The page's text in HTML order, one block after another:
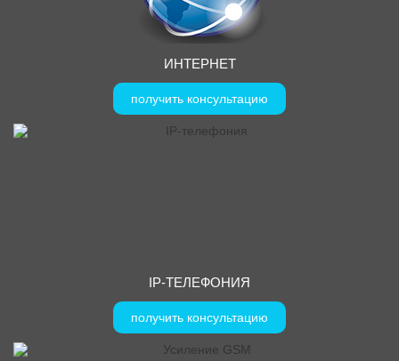
ИНТЕРНЕТ
получить консультацию
IP-ТЕЛЕФОНИЯ
получить консультацию